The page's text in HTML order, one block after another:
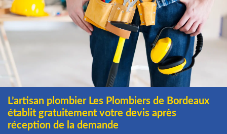
L’artisan plombier Les Plombiers de Bordeaux
établit gratuitement votre devis après
réception de la demande